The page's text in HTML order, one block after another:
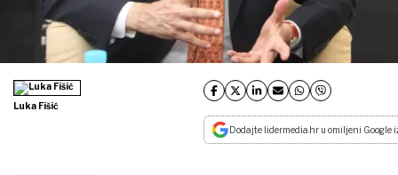
Luka Fišić
Dodajte lidermedia.hr u omiljeni Google